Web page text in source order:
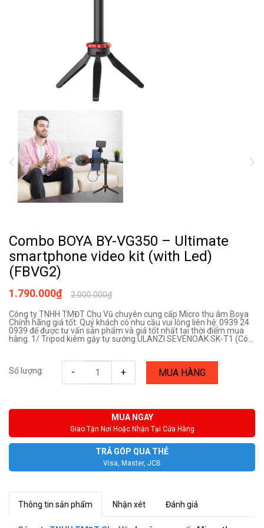
Combo BOYA BY-VG350 – Ultimate
smartphone video kit (with Led)
(FBVG2)
2.000.000₫
1.790.000₫
Công ty TNHH TMĐT Chu Vũ chuyên cung cấp Micro thu âm Boya
Chính hãng giá tốt. Quý khách có nhu cầu vui lòng liên hệ: 0939 24
0939 để được tư vấn sản phẩm và giá tốt nhất tại thời điểm mua
hàng. 1/ Tripod kiêm gậy tự sướng ULANZI SEVENOAK SK-T1 (Có...
Số lượng: - + MUA HÀNG
MUA NGAY
Giao Tận Nơi Hoặc Nhận Tại Cửa Hàng
TRẢ GÓP QUA THẺ
Visa, Master, JCB
Thông tin sản phẩm Nhận xét Đánh giá